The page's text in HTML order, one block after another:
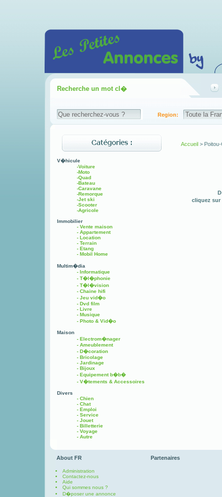
Recherche un mot cl�
Region:
V�hicule
-Voiture
-Moto
-Quad
-Bateau
-Caravane
-Remorque
-Jet ski
-Scooter
-Agricole
Immobilier
- Vente maison
- Appartement
- Location
- Terrain
- Etang
- Mobil Home
Multim�dia
- Informatique
- T�l�phonie
- T�l�vision
- Chaine hifi
- Jeu vid�o
- Dvd film
- Livre
- Musique
- Photo & Vid�o
Maison
- Electrom�nager
- Ameublement
- D�coration
- Bricolage
- Jardinage
- Bijoux
- Equipement b�b�
- V�tements & Accessoires
Divers
- Chien
- Chat
- Emploi
- Service
- Jouet
- Billetterie
- Voyage
- Autre
Accueil >
cliquez sur
About FR
Administration
Contactez-nous
Aide
Qui sommes nous ?
D�poser une annonce
Partenaires